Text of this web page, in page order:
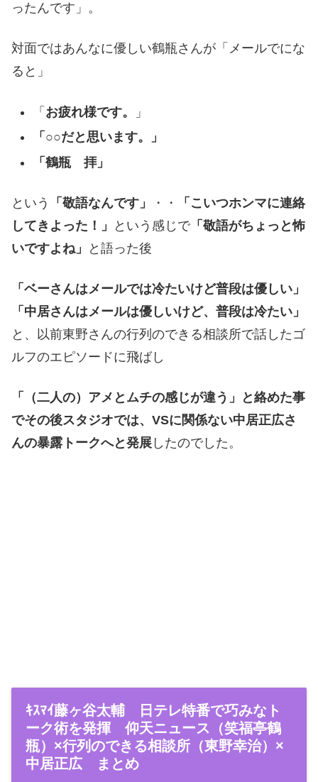
ったんです」。
対面ではあんなに優しい鶴瓶さんが「メールでにな
ると」
「 お疲れ様です。
」
「○○だと思います。」
「鶴瓶 拝」
という 「敬語なんです」 ・・
「こいつホンマに連絡
してきよった！」
という感じで「敬語がちょっと怖
いですよね」
と語った後
「ベーさんはメールでは冷たいけど普段は優しい」
「中居さんはメールは優しいけど、普段は冷たい」
と、以前東野さんの行列のできる相談所で話したゴ
ルフのエピソードに飛ばし
「（二人の）アメとムチの感じが違う」と絡めた事
でその後スタジオでは、VSに関係ない中居正広さ
んの暴露トークへと発展 したのでした。
ｷｽﾏｲ藤ヶ谷太輔 日テレ特番で巧みなト
ーク術を発揮 仰天ニュース（笑福亭鶴
瓶）×行列のできる相談所（東野幸治）×
中居正広 まとめ